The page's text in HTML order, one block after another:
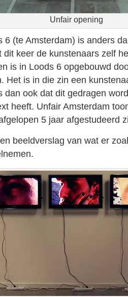
Unfair opening
6 (te Amsterdam) is anders
dit keer de kunstenaars zelf
is in Loods 6 opgebouwd
Het is in die zin een
dan ook dat dit gedragen
heeft. Unfair Amsterdam
5 jaar afgestudeerd
beeldverslag van wat er